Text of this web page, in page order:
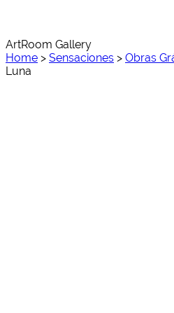
ArtRoom Gallery
Home > Sensaciones > Obras
Luna